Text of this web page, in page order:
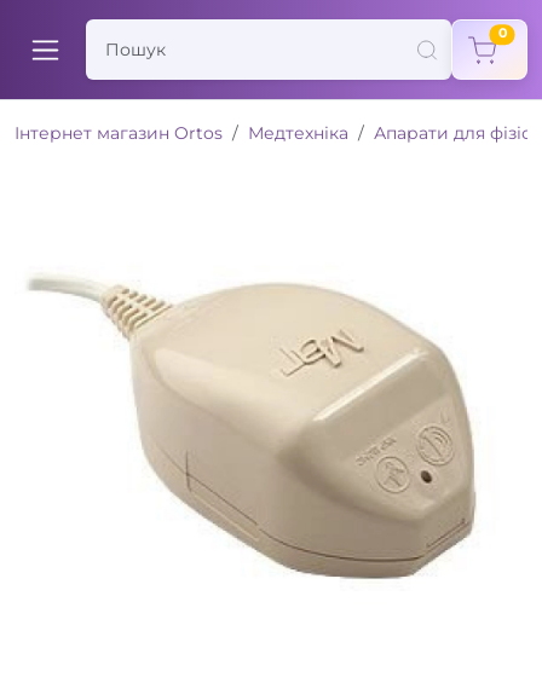
0
Інтернет магазин Ortos Медтехніка Апарати для